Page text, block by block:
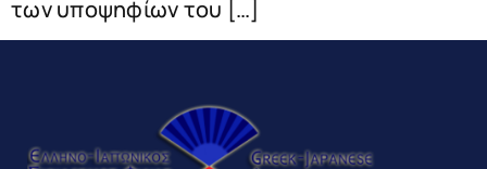
των υποψηφίων του […]